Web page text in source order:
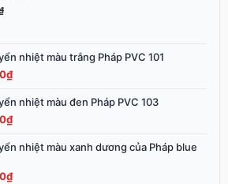
nhiệt màu trắng Pháp PVC 101
₫
nhiệt màu đen Pháp PVC 103
₫
nhiệt màu xanh dương của Pháp blue
₫